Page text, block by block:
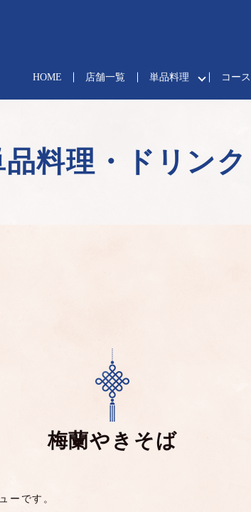
HOME 店舗一覧 単品料理 コース
品料理・ドリンク
梅蘭やきそば
ーです。